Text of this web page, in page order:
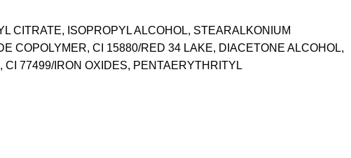
CITRATE, ISOPROPYL ALCOHOL, STEARALKONIUM
COPOLYMER, CI 15880/RED 34 LAKE, DIACETONE ALCOHOL,
77499/IRON OXIDES, PENTAERYTHRITYL